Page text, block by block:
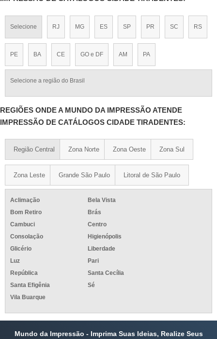
Selecione RJ MG ES SP PR SC RS
PE BA CE GO e DF AM PA
Selecione a região do Brasil
REGIÕES ONDE A MUNDO DA IMPRESSÃO ATENDE
IMPRESSÃO DE CATÁLOGOS CIDADE TIRADENTES:
Região Central Zona Norte Zona Oeste Zona Sul
Zona Leste Grande São Paulo Litoral de São Paulo
Aclimação
Bela Vista
Bom Retiro
Brás
Cambuci
Centro
Consolação
Higienópolis
Glicério
Liberdade
Luz
Pari
República
Santa Cecília
Santa Efigênia
Sé
Vila Buarque
Mundo da Impressão - Imprima Suas Ideias, Realize Seus